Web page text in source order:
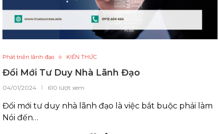
Phát triển lãnh đạo KIẾN THỨC
Đổi Mới Tư Duy Nhà Lãnh Đạo
04/01/2024 610 lượt xem
Đổi mới tư duy nhà lãnh đạo là việc bắt buộc phải làm
Nói đến…